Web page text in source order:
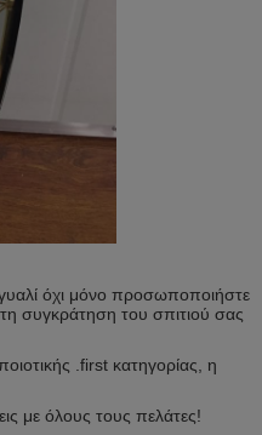
όχι μόνο προσωποποιήστε
συγκράτηση του σπιτιού σας
.first κατηγορίας, η
με όλους τους πελάτες!